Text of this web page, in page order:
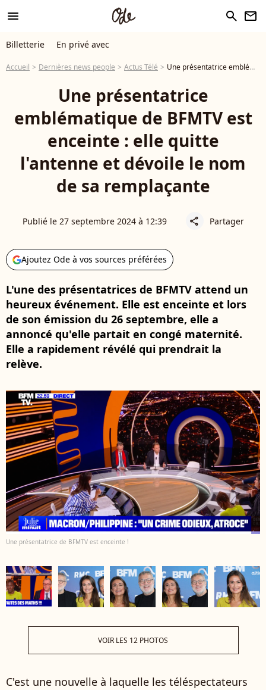
menu search newsletter
Billetterie En privé avec
Accueil Dernières news people Actus Télé Une présentatrice emblématique de BFMTV est enceinte : elle quitte l'antenne et dévoile le nom de sa remplaçante
Une présentatrice
emblématique de BFMTV est
enceinte : elle quitte
l'antenne et dévoile le nom
de sa remplaçante
Publié le 27 septembre 2024 à 12:39 share Partager
Ajoutez Ode à vos sources préférées
L'une des présentatrices de BFMTV attend un
heureux événement. Elle est enceinte et lors
de son émission du 26 septembre, elle a
annoncé qu'elle partait en congé maternité.
Elle a rapidement révélé qui prendrait la
relève.
Une présentatrice de BFMTV est enceinte !
VOIR LES 12 PHOTOS
C'est une nouvelle à laquelle les téléspectateurs